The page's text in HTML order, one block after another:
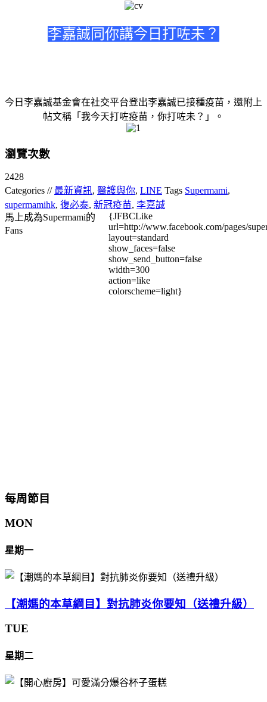
李嘉誠同你講今日打咗未？
今日李嘉誠基金會在社交平台登出李嘉誠已接種疫苗，還附上
帖文稱「我今天打咗疫苗，你打咗未？」。
瀏覽次數
2428
Categories // 最新資訊, 醫護與你, LINE Tags Supermami,
supermamihk, 復必泰, 新冠疫苗, 李嘉誠
馬上成為Supermami的
Fans
{JFBCLike
url=http://www.facebook.com/pages/
layout=standard
show_faces=false
show_send_button=false
width=300
action=like
colorscheme=light}
每周節目
MON
星期一
【潮媽的本草綱目】對抗肺炎你要知（送禮升級）
TUE
星期二